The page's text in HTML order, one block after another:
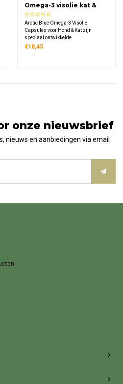
Omega-3 visolie kat &
hond DHA & EPA
Capsules
Arctic Blue Omega-3 Visolie
Capsules voor Hond & Kat zijn
speciaal ontwikkelde
diervoedingssupplementen met
€18,45
onze nieuwsbrief
nieuws en aanbiedingen via email